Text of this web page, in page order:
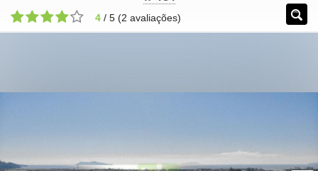
4 / 5 (2 avaliações)